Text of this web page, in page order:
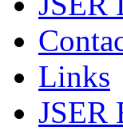
Links
JSER